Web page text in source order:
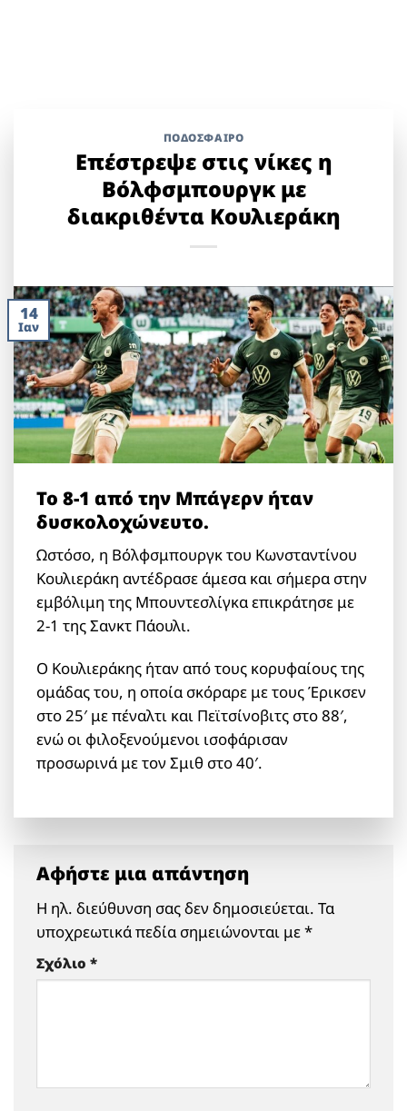
ΠΟΔΟΣΦΑΙΡΟ
Επέστρεψε στις νίκες η
Βόλφσμπουργκ με
διακριθέντα Κουλιεράκη
14
Ιαν
Το 8-1 από την Μπάγερν ήταν
δυσκολοχώνευτο.
Ωστόσο, η Βόλφσμπουργκ του Κωνσταντίνου
Κουλιεράκη αντέδρασε άμεσα και σήμερα στην
εμβόλιμη της Μπουντεσλίγκα επικράτησε με
2-1 της Σανκτ Πάουλι.
Ο Κουλιεράκης ήταν από τους κορυφαίους της
ομάδας του, η οποία σκόραρε με τους Έρικσεν
στο 25′ με πέναλτι και Πεϊτσίνοβιτς στο 88′,
ενώ οι φιλοξενούμενοι ισοφάρισαν
προσωρινά με τον Σμιθ στο 40′.
Αφήστε μια απάντηση
Η ηλ. διεύθυνση σας δεν δημοσιεύεται. Τα
υποχρεωτικά πεδία σημειώνονται με*
Σχόλιο *